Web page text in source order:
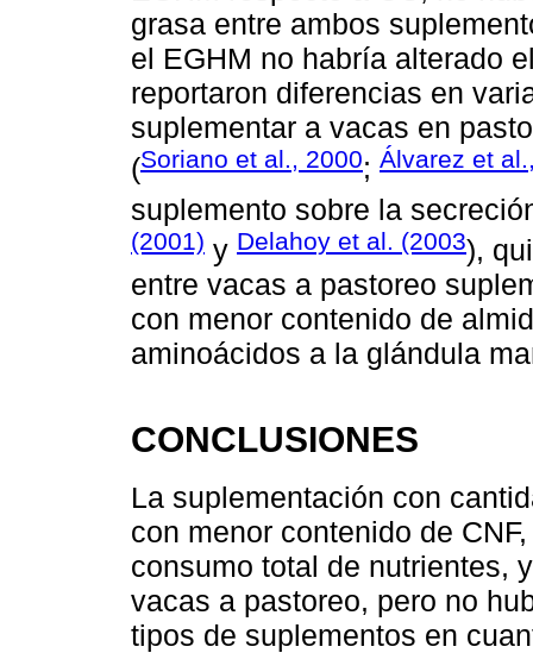
grasa entre ambos
el EGHM no habría alterado
reportaron diferencias en
suplementar a vacas en
(Soriano et al., 2000; Álvarez et
suplemento sobre la
(2001) y Delahoy et al. (2003),
entre vacas a pastoreo
con menor contenido de
aminoácidos a la glándula
CONCLUSIONES
La suplementación con
con menor contenido de
consumo total de nutrientes,
vacas a pastoreo, pero no
tipos de suplementos en